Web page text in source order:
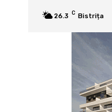
26.3 C Bistrița